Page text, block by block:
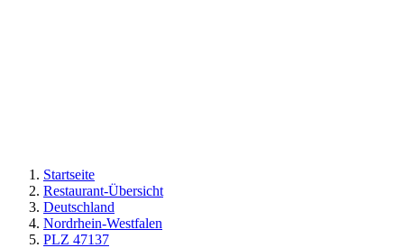
Startseite
Restaurant-Übersicht
Deutschland
Nordrhein-Westfalen
PLZ 47137